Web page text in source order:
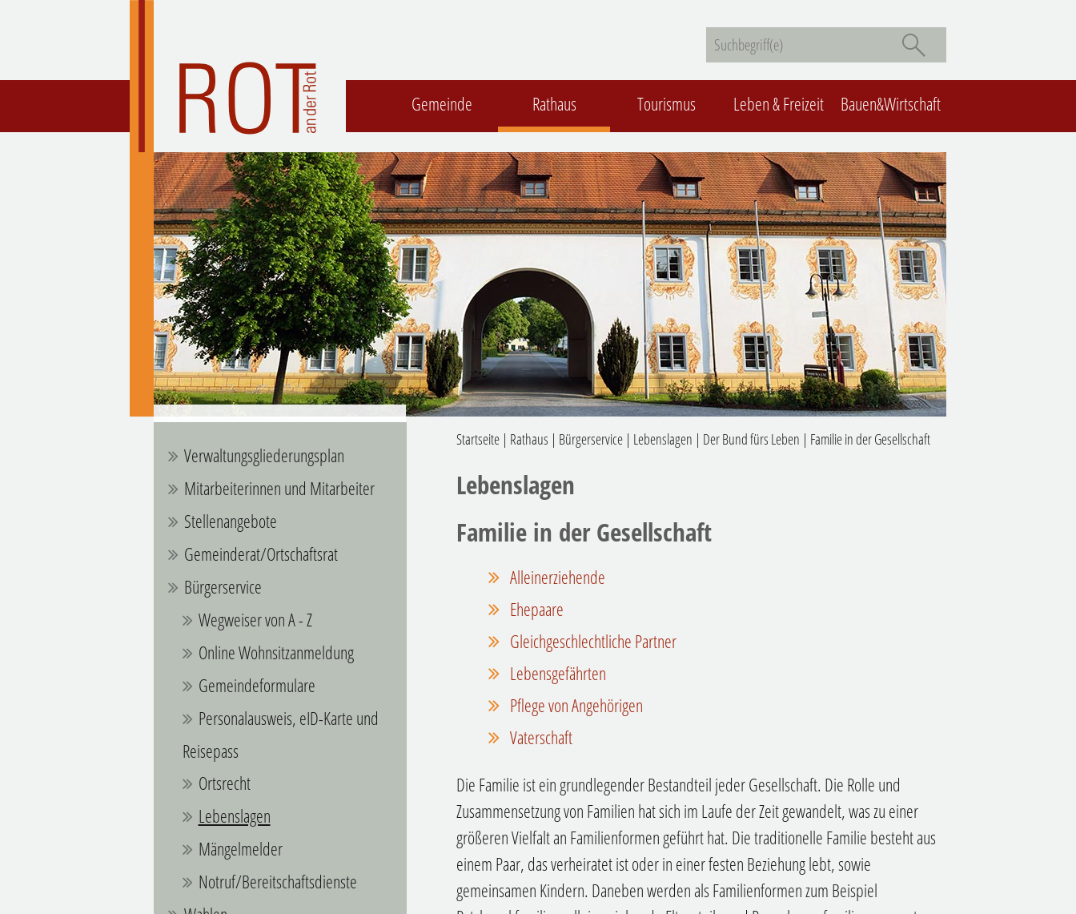
Gemeinde Rathaus Tourismus Leben & Freizeit Bauen&Wirtschaft
Verwaltungsgliederungsplan
Mitarbeiterinnen und Mitarbeiter
Stellenangebote
Gemeinderat/Ortschaftsrat
Bürgerservice
Wegweiser von A - Z
Online Wohnsitzanmeldung
Gemeindeformulare
Personalausweis, eID-Karte und
Reisepass
Ortsrecht
Lebenslagen
Mängelmelder
Notruf/Bereitschaftsdienste
Startseite | Rathaus | Bürgerservice | Lebenslagen | Der Bund fürs Leben | Familie in der Gesellschaft
Lebenslagen
Familie in der Gesellschaft
Alleinerziehende
Ehepaare
Gleichgeschlechtliche Partner
Lebensgefährten
Pflege von Angehörigen
Vaterschaft
Die Familie ist ein grundlegender Bestandteil jeder Gesellschaft. Die Rolle und
Zusammensetzung von Familien hat sich im Laufe der Zeit gewandelt, was zu einer
größeren Vielfalt an Familienformen geführt hat. Die traditionelle Familie besteht aus
einem Paar, das verheiratet ist oder in einer festen Beziehung lebt, sowie
gemeinsamen Kindern. Daneben werden als Familienformen zum Beispiel